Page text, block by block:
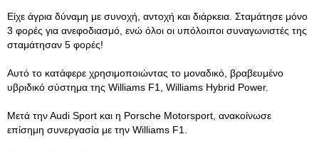
Είχε άγρια δύναμη με συνοχή, αντοχή και διάρκεια. Σταμάτησε μόνο
3 φορές για ανεφοδιασμό, ενώ όλοι οι υπόλοιποι συναγωνιστές της
σταμάτησαν 5 φορές!
Αυτό το κατάφερε χρησιμοποιώντας το μοναδικό, βραβευμένο
υβριδικό σύστημα της Williams F1, Williams Hybrid Power.
Μετά την Αudi Sport και η Porsche Μotorsport, ανακοίνωσε
επίσημη συνεργασία με την Williams F1.